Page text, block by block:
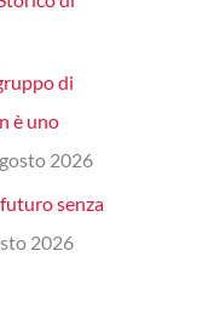
di
è uno
2026
senza
2026